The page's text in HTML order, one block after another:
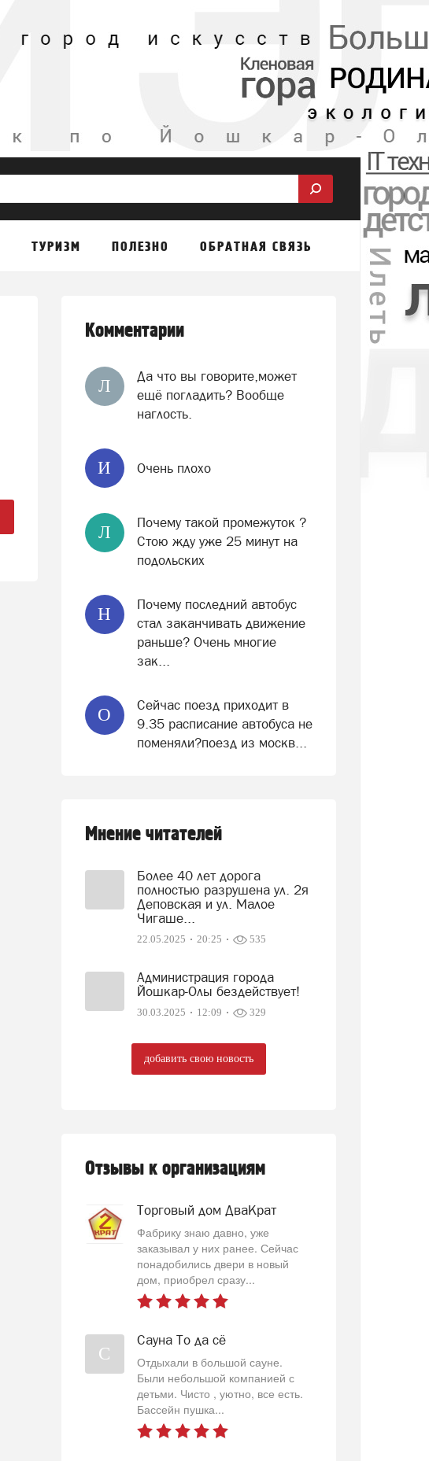
ТУРИЗМ ПОЛЕЗНО ОБРАТНАЯ СВЯЗЬ
Комментарии
Л
Да что вы говорите,может
ещё погладить? Вообще
наглость.
И Очень плохо
Л
Почему такой промежуток ?
Стою жду уже 25 минут на
подольских
Н
Почему последний автобус
стал заканчивать движение
раньше? Очень многие
зак...
О
Сейчас поезд приходит в
9.35 расписание автобуса не
поменяли?поезд из москв...
Мнение читателей
Более 40 лет дорога
полностью разрушена ул. 2я
Деповская и ул. Малое
Чигаше...
22.05.2025 20:25 535
Администрация города
Йошкар-Олы бездействует!
30.03.2025 12:09 329
добавить свою новость
Отзывы к организациям
Торговый дом ДваКрат
Фабрику знаю давно, уже
заказывал у них ранее. Сейчас
понадобились двери в новый
дом, приобрел сразу...
С
Сауна То да сё
Отдыхали в большой сауне.
Были небольшой компанией с
детьми. Чисто , уютно, все есть.
Бассейн пушка...